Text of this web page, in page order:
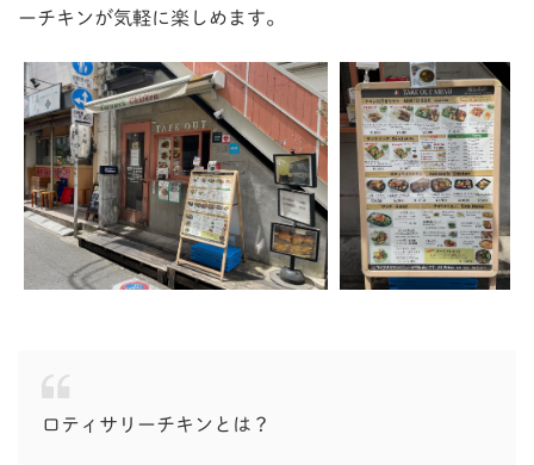
ーチキンが気軽に楽しめます。
ロティサリーチキンとは？